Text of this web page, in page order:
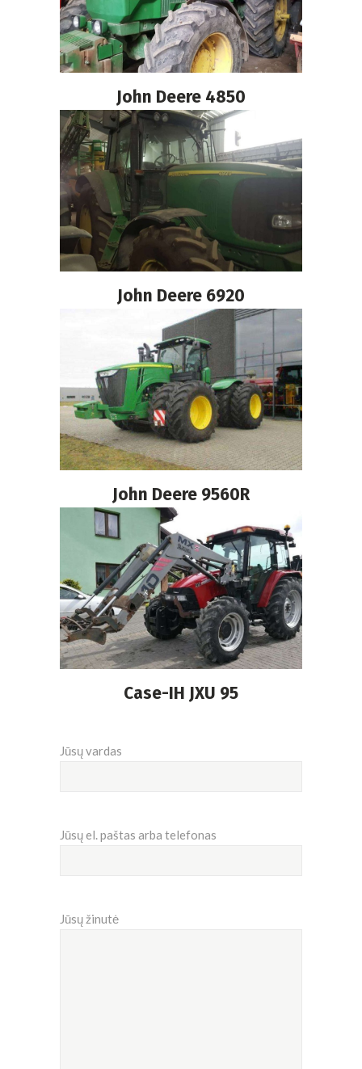
John Deere 4850
John Deere 6920
John Deere 9560R
Case-IH JXU 95
Jūsų vardas
Jūsų el. paštas arba telefonas
Jūsų žinutė